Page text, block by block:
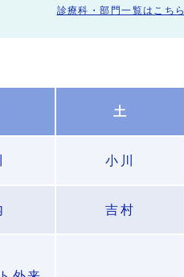
診療科・部門一覧はこちら
土
小川
吉村